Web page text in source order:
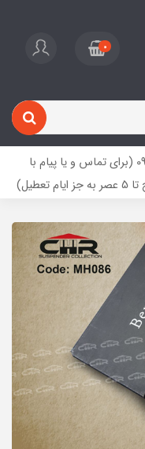
0
09035809343 (برای تماس و یا پیام با